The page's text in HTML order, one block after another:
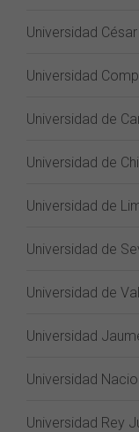
Universidad
Universidad
Universidad de
Universidad de
Universidad de
Universidad de
Universidad de
Universidad
Universidad
Universidad Rey